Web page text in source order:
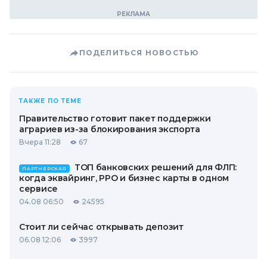
ПОДЕЛИТЬСЯ НОВОСТЬЮ
ТАКЖЕ ПО ТЕМЕ
Правительство готовит пакет поддержки
аграриев из-за блокирования экспорта
Вчера 11:28 67
ПАРТНЕРСКАЯ
ТОП банковских решений для ФЛП:
когда эквайринг, РРО и бизнес карты в одном
сервисе
04.08 06:50 24595
Стоит ли сейчас открывать депозит
06.08 12:06 3997